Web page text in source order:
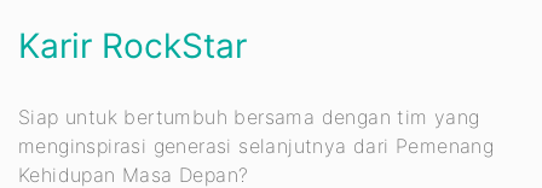
Karir RockStar
Siap untuk bertumbuh bersama dengan tim yang
menginspirasi generasi selanjutnya dari Pemenang
Kehidupan Masa Depan?